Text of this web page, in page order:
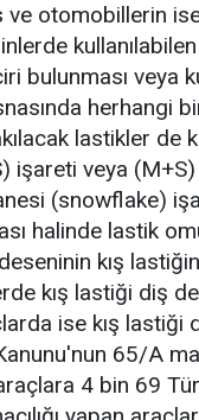
otomobillerin
bulunması veya
herhangi
lastikler de
işareti veya
(snowflake)
halinde lastik
kış
kış lastiği diş
ise kış lastiği
65/A
4 bin 69